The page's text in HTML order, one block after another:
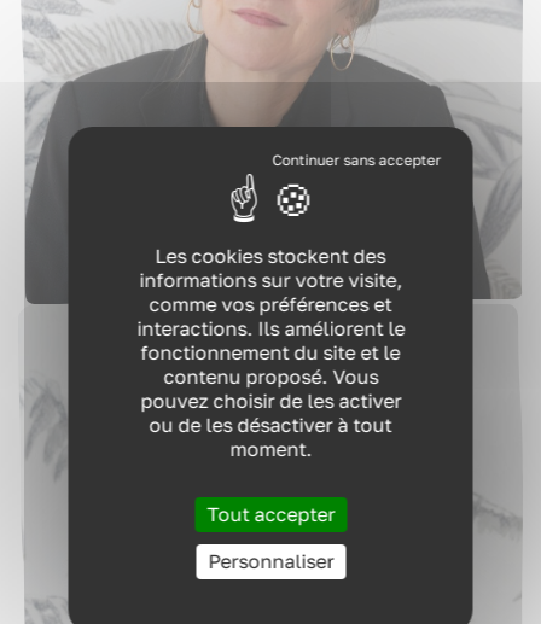
VOUS ÊTES ?
NOS EXPERTISES
NOS FORMATIONS
RESSOURCES
CONTACT
Annaïck
Les cookies stockent des
informations sur votre visite,
comme vos préférences et
interactions. Ils améliorent le
fonctionnement du site et le
contenu proposé. Vous
pouvez choisir de les activer
ou de les désactiver à tout
moment.
Tout accepter
Personnaliser